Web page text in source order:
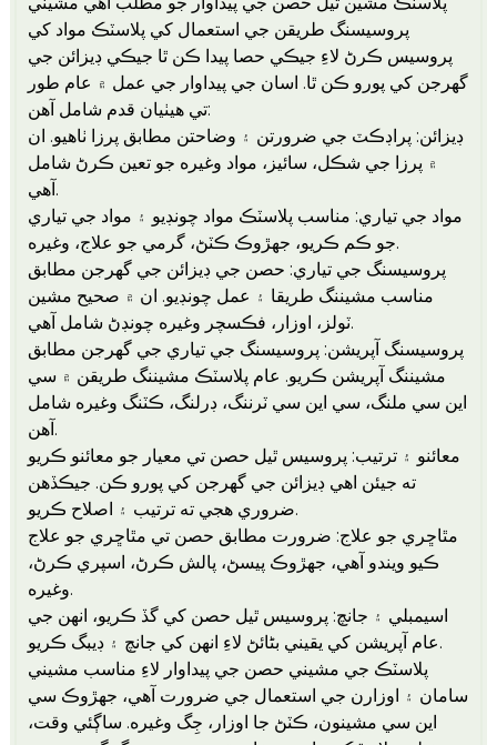
پروسيسنگ طريقن جي استعمال کي پلاسٽڪ مواد کي
پروسيس ڪرڻ لاءِ جيڪي حصا پيدا ڪن ٿا جيڪي ڊيزائن جي
گهرجن کي پورو ڪن ٿا. اسان جي پيداوار جي عمل ۾ عام طور
تي هيٺيان قدم شامل آهن:
ڊيزائن: پراڊڪٽ جي ضرورتن ۽ وضاحتن مطابق پرزا ٺاهيو. ان
۾ پرزا جي شڪل، سائيز، مواد وغيره جو تعين ڪرڻ شامل
آهي.
مواد جي تياري: مناسب پلاسٽڪ مواد چونڊيو ۽ مواد جي تياري
جو ڪم ڪريو، جهڙوڪ ڪٽڻ، گرمي جو علاج، وغيره.
پروسيسنگ جي تياري: حصن جي ڊيزائن جي گهرجن مطابق
مناسب مشيننگ طريقا ۽ عمل چونڊيو. ان ۾ صحيح مشين
ٽولز، اوزار، فڪسچر وغيره چونڊڻ شامل آهي.
پروسيسنگ آپريشن: پروسيسنگ جي تياري جي گهرجن مطابق
مشيننگ آپريشن ڪريو. عام پلاسٽڪ مشيننگ طريقن ۾ سي
اين سي ملنگ، سي اين سي ٽرننگ، ڊرلنگ، ڪٽنگ وغيره شامل
آهن.
معائنو ۽ ترتيب: پروسيس ٿيل حصن تي معيار جو معائنو ڪريو
ته جيئن اهي ڊيزائن جي گهرجن کي پورو ڪن. جيڪڏهن
ضروري هجي ته ترتيب ۽ اصلاح ڪريو.
مٿاڇري جو علاج: ضرورت مطابق حصن تي مٿاڇري جو علاج
ڪيو ويندو آهي، جهڙوڪ پيسڻ، پالش ڪرڻ، اسپري ڪرڻ،
وغيره.
اسيمبلي ۽ جانچ: پروسيس ٿيل حصن کي گڏ ڪريو، انهن جي
عام آپريشن کي يقيني بڻائڻ لاءِ انهن کي جانچ ۽ ڊيبگ ڪريو.
پلاسٽڪ جي مشيني حصن جي پيداوار لاءِ مناسب مشيني
سامان ۽ اوزارن جي استعمال جي ضرورت آهي، جهڙوڪ سي
اين سي مشينون، ڪٽڻ جا اوزار، جِگ وغيره. ساڳئي وقت،